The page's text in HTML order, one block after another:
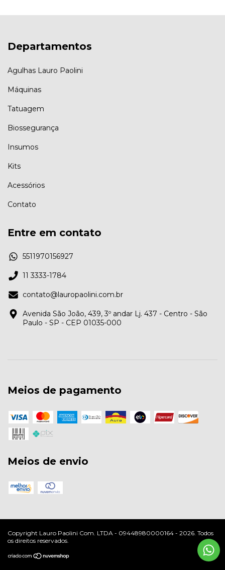
Departamentos
Agulhas Lauro Paolini
Máquinas
Tatuagem
Biossegurança
Insumos
Kits
Acessórios
Contato
Entre em contato
5511970156927
11 3333-1784
contato@lauropaolini.com.br
Avenida São João, 439, 3º andar Lj. 437 - Centro - São
Paulo - SP - CEP 01035-000
Meios de pagamento
Meios de envio
Copyright Lauro Paolini Com. LTDA - 09448980000164 - 2026. Todos
os direitos reservados.